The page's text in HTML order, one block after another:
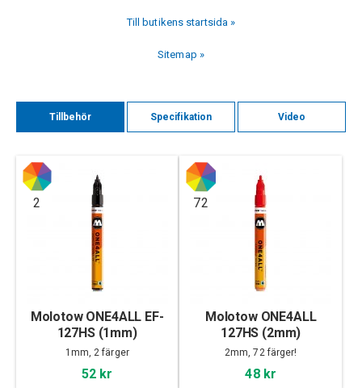
Till butikens startsida »
Sitemap »
Tillbehör Specifikation Video
2
Molotow ONE4ALL EF-
127HS (1mm)
1mm, 2 färger
52 kr
72
Molotow ONE4ALL
127HS (2mm)
2mm, 72 färger!
48 kr